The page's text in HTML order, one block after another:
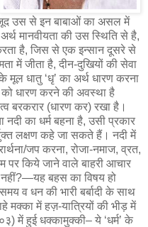
उस से इन बाबाओं का असल में
अर्थ मानवीयता की उस स्थिति से है,
है, जिस से एक इन्सान दूसरे से
में जीता है, दीन-दुखियों की सेवा
मूल धातु ‘धृ’ का अर्थ धारण करना
को धारण करने की अवस्था है
बरकरार (धारण कर) रखा है।
का धर्म बहना है, उसी प्रकार
लक्षण कहे जा सकते हैं। नदी में
जप करना, रोजा-नमाज, व्रत,
पर किये जाने वाले बाहरी आचार
बहस का विषय हो
व धन की भारी बर्बादी के साथ
मक्का में हज़-यात्रियों की भीड़ में
में हुई धक्कामुक्की– ये ‘धर्म’ के